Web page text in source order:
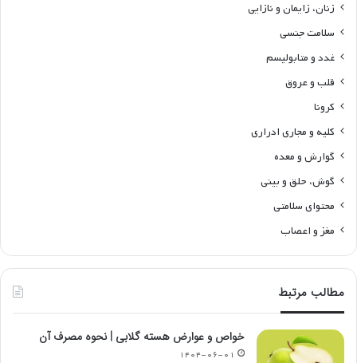
زنان، زایمان و نازایی
سلامت جنسی
غدد و متابولیسم
قلب و عروق
کرونا
کلیه و مجاری ادراری
گوارش و معده
گوش، حلق و بینی
محتوای سلامتی
مغز و اعصاب
مطالب مرتبط
خواص و عوارض هسته گلابی | نحوه مصرف آن
۱۴۰۴-۰۶-۰۱